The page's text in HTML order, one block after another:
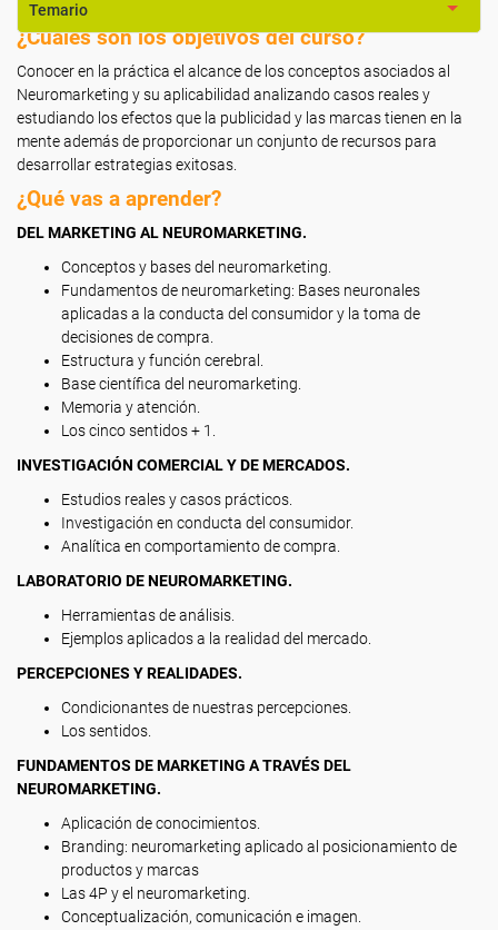
Temario
¿Cuáles son los objetivos del curso?
Conocer en la práctica el alcance de los conceptos asociados al
Neuromarketing y su aplicabilidad analizando casos reales y
estudiando los efectos que la publicidad y las marcas tienen en la
mente además de proporcionar un conjunto de recursos para
desarrollar estrategias exitosas.
¿Qué vas a aprender?
DEL MARKETING AL NEUROMARKETING.
Conceptos y bases del neuromarketing.
Fundamentos de neuromarketing: Bases neuronales
aplicadas a la conducta del consumidor y la toma de
decisiones de compra.
Estructura y función cerebral.
Base científica del neuromarketing.
Memoria y atención.
Los cinco sentidos + 1.
INVESTIGACIÓN COMERCIAL Y DE MERCADOS.
Estudios reales y casos prácticos.
Investigación en conducta del consumidor.
Analítica en comportamiento de compra.
LABORATORIO DE NEUROMARKETING.
Herramientas de análisis.
Ejemplos aplicados a la realidad del mercado.
PERCEPCIONES Y REALIDADES.
Condicionantes de nuestras percepciones.
Los sentidos.
FUNDAMENTOS DE MARKETING A TRAVÉS DEL
NEUROMARKETING.
Aplicación de conocimientos.
Branding: neuromarketing aplicado al posicionamiento de
productos y marcas
Las 4P y el neuromarketing.
Conceptualización, comunicación e imagen.